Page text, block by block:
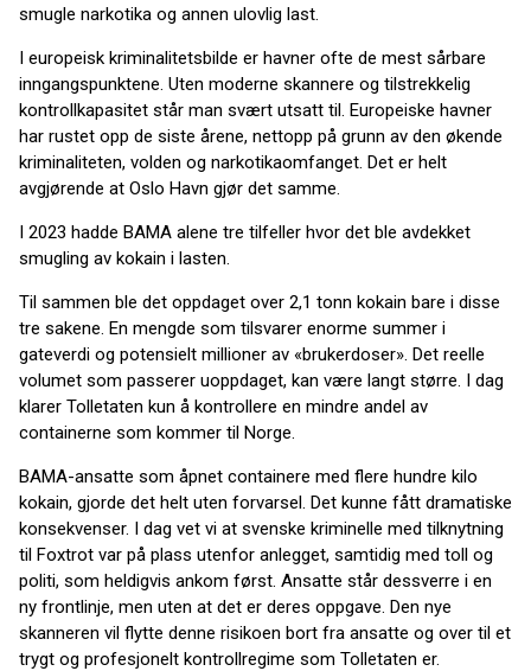
smugle narkotika og annen ulovlig last.
I europeisk kriminalitetsbilde er havner ofte de mest sårbare
inngangspunktene. Uten moderne skannere og tilstrekkelig
kontrollkapasitet står man svært utsatt til. Europeiske havner
har rustet opp de siste årene, nettopp på grunn av den økende
kriminaliteten, volden og narkotikaomfanget. Det er helt
avgjørende at Oslo Havn gjør det samme.
I 2023 hadde BAMA alene tre tilfeller hvor det ble avdekket
smugling av kokain i lasten.
Til sammen ble det oppdaget over 2,1 tonn kokain bare i disse
tre sakene. En mengde som tilsvarer enorme summer i
gateverdi og potensielt millioner av «brukerdoser». Det reelle
volumet som passerer uoppdaget, kan være langt større. I dag
klarer Tolletaten kun å kontrollere en mindre andel av
containerne som kommer til Norge.
BAMA-ansatte som åpnet containere med flere hundre kilo
kokain, gjorde det helt uten forvarsel. Det kunne fått dramatiske
konsekvenser. I dag vet vi at svenske kriminelle med tilknytning
til Foxtrot var på plass utenfor anlegget, samtidig med toll og
politi, som heldigvis ankom først. Ansatte står dessverre i en
ny frontlinje, men uten at det er deres oppgave. Den nye
skanneren vil flytte denne risikoen bort fra ansatte og over til et
trygt og profesjonelt kontrollregime som Tolletaten er.